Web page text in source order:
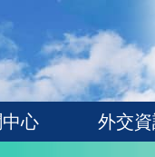
心 外交